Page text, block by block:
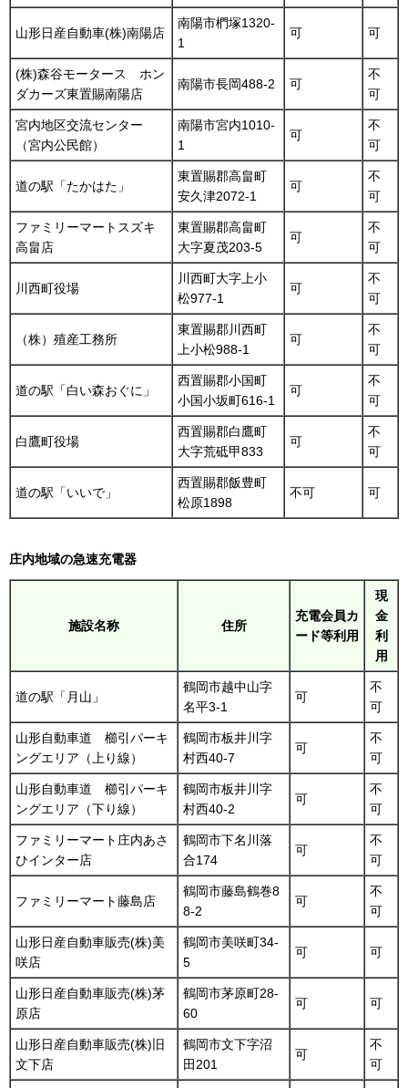
山形日産自動車(株)南陽店
南陽市椚塚1320-
1
可 可
(株)森谷モータース ホン
ダカーズ東置賜南陽店
南陽市長岡488-2 可
不
可
宮内地区交流センター
（宮内公民館）
南陽市宮内1010-
1
可
不
可
道の駅「たかはた」
東置賜郡高畠町
安久津2072-1
可
不
可
ファミリーマートスズキ
高畠店
東置賜郡高畠町
大字夏茂203-5
可
不
可
川西町役場
川西町大字上小
松977-1
可
不
可
（株）殖産工務所
東置賜郡川西町
上小松988-1
可
不
可
道の駅「白い森おぐに」
西置賜郡小国町
小国小坂町616-1
可
不
可
白鷹町役場
西置賜郡白鷹町
大字荒砥甲833
可
不
可
道の駅「いいで」
西置賜郡飯豊町
松原1898
不可 可
庄内地域の急速充電器
施設名称 住所
充電会員カ
ード等利用
現
金
利
用
道の駅「月山」
鶴岡市越中山字
名平3-1
可
不
可
山形自動車道 櫛引パーキ
ングエリア（上り線）
鶴岡市板井川字
村西40-7
可
不
可
山形自動車道 櫛引パーキ
ングエリア（下り線）
鶴岡市板井川字
村西40-2
可
不
可
ファミリーマート庄内あさ
ひインター店
鶴岡市下名川落
合174
可
不
可
ファミリーマート藤島店
鶴岡市藤島鶴巻8
8-2
可
不
可
山形日産自動車販売(株)美
咲店
鶴岡市美咲町34-
5
可 可
山形日産自動車販売(株)茅
原店
鶴岡市茅原町28-
60
可 可
山形日産自動車販売(株)旧
文下店
鶴岡市文下字沼
田201
可
不
可